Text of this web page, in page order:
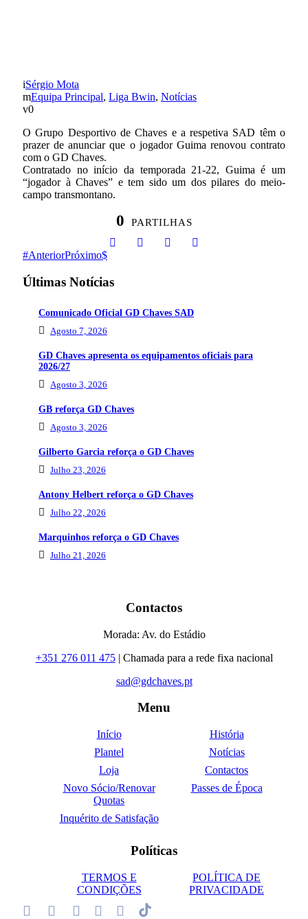
Sérgio Mota
Equipa Principal, Liga Bwin, Notícias
0
O Grupo Desportivo de Chaves e a respetiva SAD têm o
prazer de anunciar que o jogador Guima renovou contrato
com o GD Chaves.
Contratado no início da temporada 21-22, Guima é um
“jogador à Chaves” e tem sido um dos pilares do meio-
campo transmontano.
0 PARTILHAS
AnteriorPróximo
Últimas Notícias
Comunicado Oficial GD Chaves SAD
Agosto 7, 2026
GD Chaves apresenta os equipamentos oficiais para
2026/27
Agosto 3, 2026
GB reforça GD Chaves
Agosto 3, 2026
Gilberto Garcia reforça o GD Chaves
Julho 23, 2026
Antony Helbert reforça o GD Chaves
Julho 22, 2026
Marquinhos reforça o GD Chaves
Julho 21, 2026
Contactos
Morada: Av. do Estádio
+351 276 011 475| Chamada para a rede fixa nacional
sad@gdchaves.pt
Menu
Início
História
Plantel
Notícias
Loja
Contactos
Novo Sócio/Renovar
Quotas
Passes de Época
Inquérito de Satisfação
Políticas
TERMOS E
CONDIÇÕES
POLÍTICA DE
PRIVACIDADE